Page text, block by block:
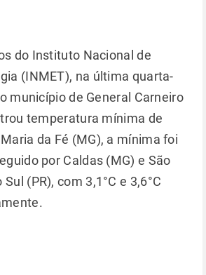
do Instituto Nacional de
(INMET), na última quarta-
município de General Carneiro
temperatura mínima de
Maria da Fé (MG), a mínima foi
por Caldas (MG) e São
(PR), com 3,1°C e 3,6°C